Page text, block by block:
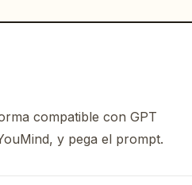
compatible con GPT
y pega el prompt.